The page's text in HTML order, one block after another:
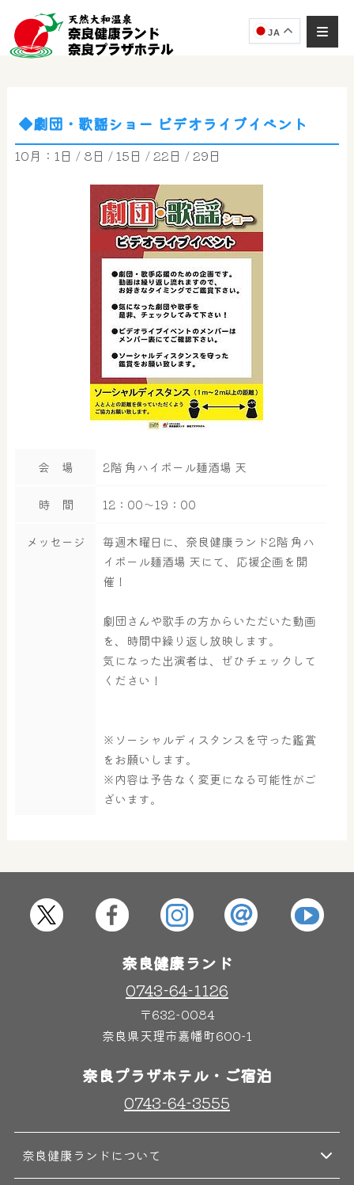
JA
大浴場 サウナ・岩盤浴
屋内レジャープール
はしゃきっズ
◆劇団・歌謡ショー ビデオライブイベント
10月：1日 / 8日 / 15日 / 22日 / 29日
会 場 2階 角ハイボール麺酒場 天
時 間 12：00～19：00
メッセージ
毎週木曜日に、奈良健康ランド2階 角ハ
イボール麺酒場 天にて、応援企画を開
催！
劇団さんや歌手の方からいただいた動画
を、時間中繰り返し放映します。
気になった出演者は、ぜひチェックして
ください！
※ソーシャルディスタンスを守った鑑賞
をお願いします。
※内容は予告なく変更になる可能性がご
ざいます。
奈良健康ランド
0743-64-1126
〒632-0084
奈良県天理市嘉幡町600-1
奈良プラザホテル・ご宿泊
0743-64-3555
奈良健康ランドについて
AIコンシェルジュ
オンライン
奈良健康ランド AIコンシェルジュです。
ご質問をお伺いします。